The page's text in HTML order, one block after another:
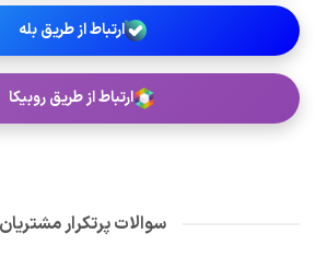
ارتباط از طریق بله
ارتباط از طریق روبیکا
سوالات پرتکرار مشتریان